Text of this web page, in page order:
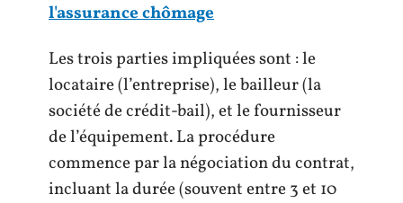
l'assurance chômage
Les trois parties impliquées sont : le
locataire (l’entreprise), le bailleur (la
société de crédit-bail), et le fournisseur
de l’équipement. La procédure
commence par la négociation du contrat,
incluant la durée (souvent entre 3 et 10